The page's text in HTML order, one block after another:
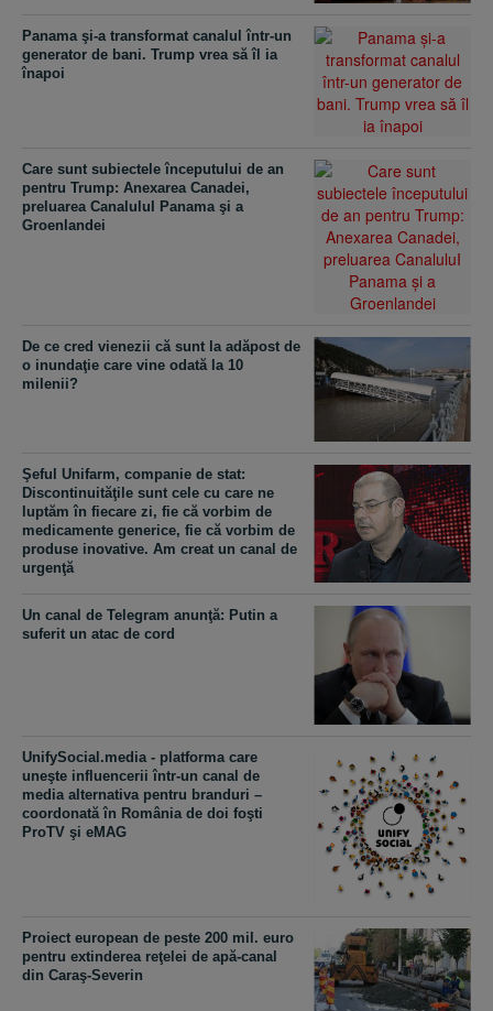
Panama şi-a transformat canalul într-un
generator de bani. Trump vrea să îl ia
înapoi
Care sunt subiectele începutului de an
pentru Trump: Anexarea Canadei,
preluarea CanaluluI Panama şi a
Groenlandei
De ce cred vienezii că sunt la adăpost de
o inundaţie care vine odată la 10
milenii?
Şeful Unifarm, companie de stat:
Discontinuităţile sunt cele cu care ne
luptăm în fiecare zi, fie că vorbim de
medicamente generice, fie că vorbim de
produse inovative. Am creat un canal de
urgenţă
Un canal de Telegram anunţă: Putin a
suferit un atac de cord
UnifySocial.media - platforma care
uneşte influencerii într-un canal de
media alternativa pentru branduri –
coordonată în România de doi foşti
ProTV şi eMAG
Proiect european de peste 200 mil. euro
pentru extinderea reţelei de apă-canal
din Caraş-Severin